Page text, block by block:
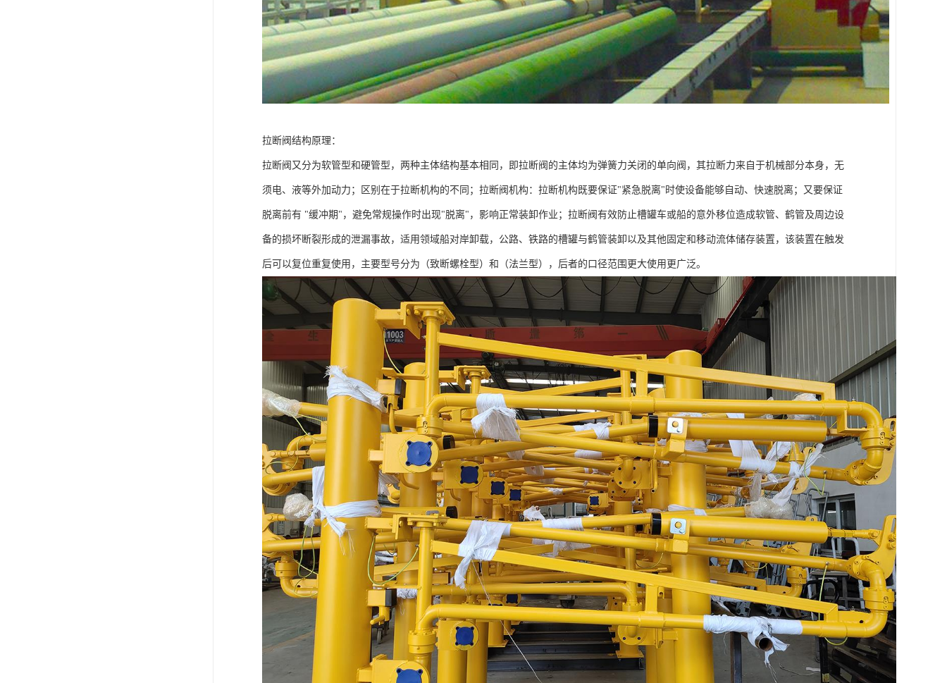
拉断阀结构原理：
拉断阀又分为软管型和硬管型，两种主体结构基本相同，即拉断阀的主体均为弹簧力关闭的单向阀，其拉断力来自于机械部分本身，无
须电、液等外加动力；区别在于拉断机构的不同；拉断阀机构：拉断机构既要保证"紧急脱离"时使设备能够自动、快速脱离；又要保证
脱离前有 "缓冲期"，避免常规操作时出现"脱离"，影响正常装卸作业；拉断阀有效防止槽罐车或船的意外移位造成软管、鹤管及周边设
备的损坏断裂形成的泄漏事故，适用领域船对岸卸载，公路、铁路的槽罐与鹤管装卸以及其他固定和移动流体储存装置，该装置在触发
后可以复位重复使用，主要型号分为（致断螺栓型）和（法兰型），后者的口径范围更大使用更广泛。